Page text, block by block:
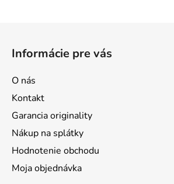
Informácie pre vás
O nás
Kontakt
Garancia originality
Nákup na splátky
Hodnotenie obchodu
Moja objednávka